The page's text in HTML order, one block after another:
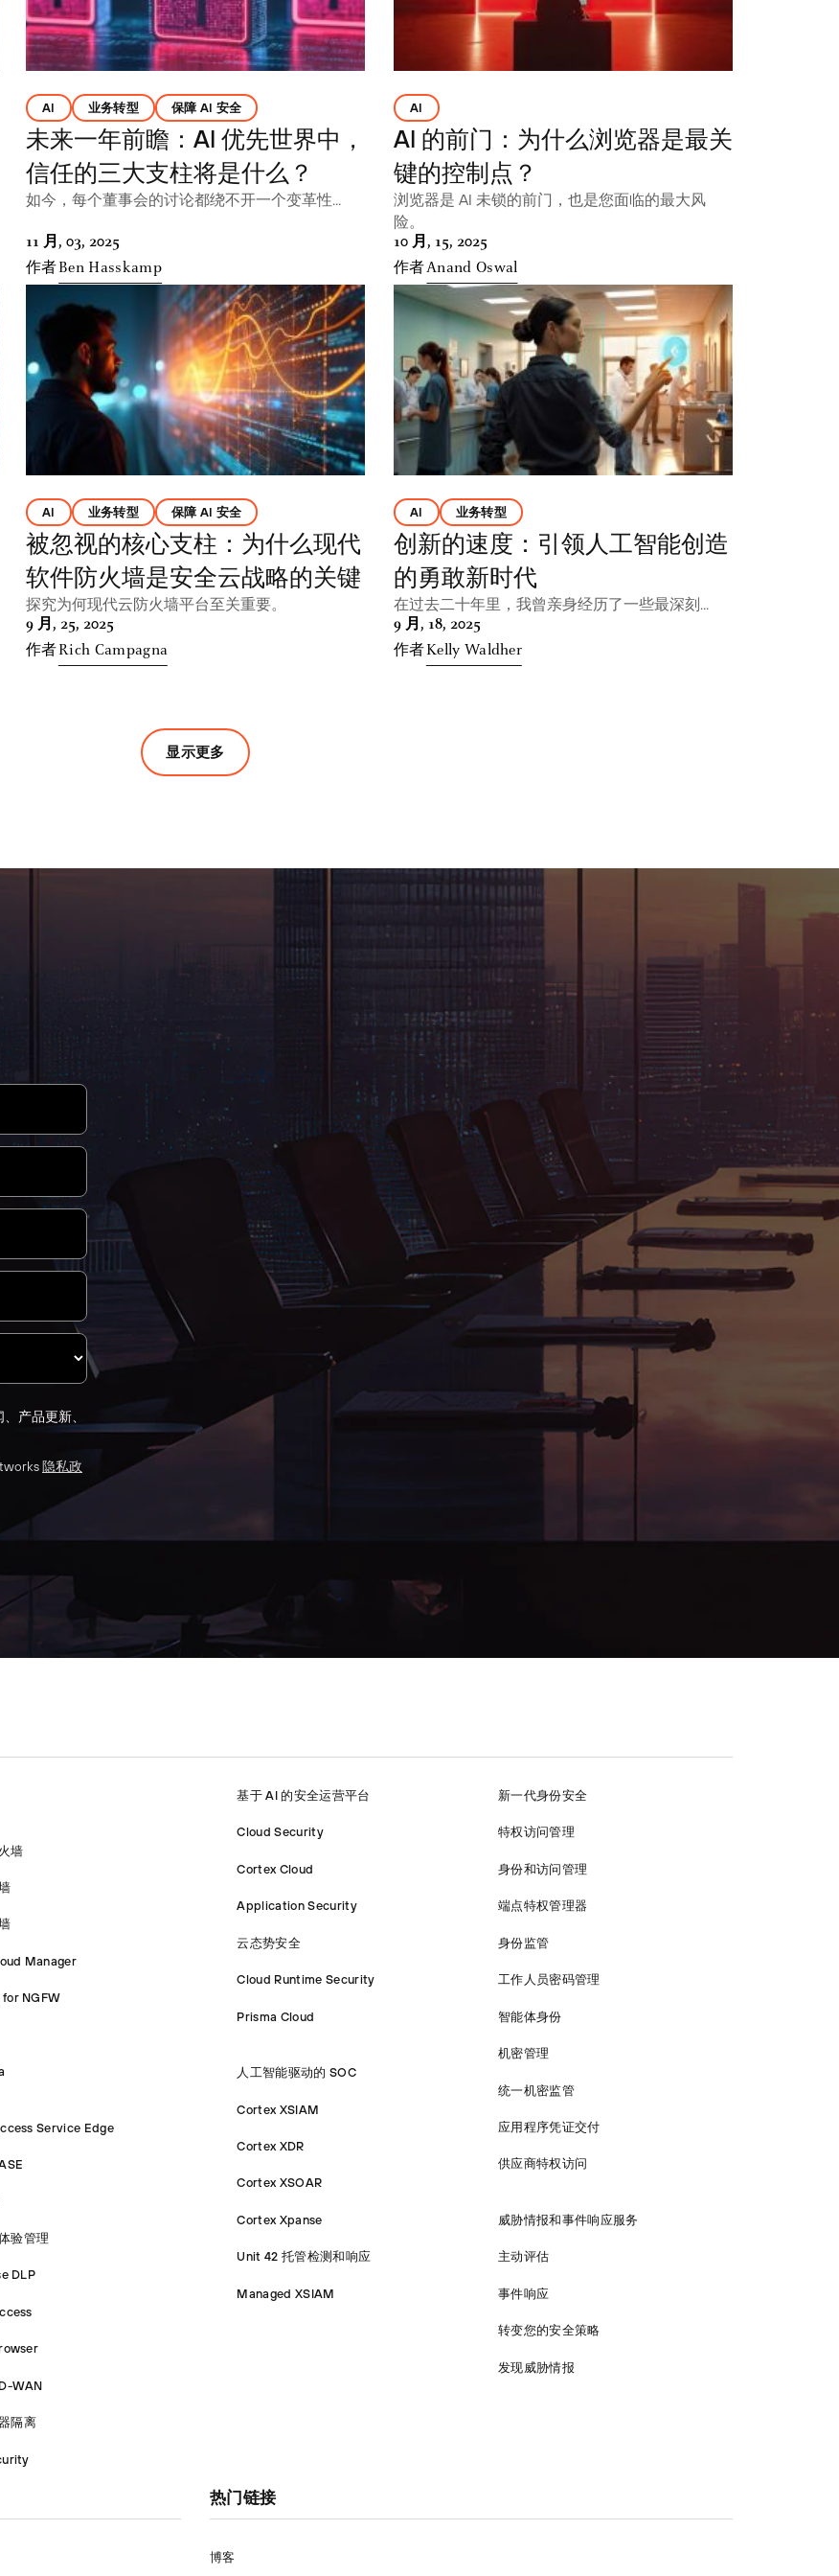
AI 业务转型 保障 AI 安全
未来一年前瞻：AI 优先世界中，
信任的三大支柱将是什么？
如今，每个董事会的讨论都绕不开一个变革性...
11 月, 03, 2025
作者Ben Hasskamp
AI
AI 的前门：为什么浏览器是最关
键的控制点？
浏览器是 AI 未锁的前门，也是您面临的最大风
险。
10 月, 15, 2025
作者Anand Oswal
AI 业务转型 保障 AI 安全
被忽视的核心支柱：为什么现代
软件防火墙是安全云战略的关键
探究为何现代云防火墙平台至关重要。
9 月, 25, 2025
作者Rich Campagna
AI 业务转型
创新的速度：引领人工智能创造
的勇敢新时代
在过去二十年里，我曾亲身经历了一些最深刻...
9 月, 18, 2025
作者Kelly Waldher
显示更多
产品更新、
隐私政
墙
Manager
NGFW
Service Edge
验管理
DLP
WAN
隔离
基于 AI 的安全运营平台
Cloud Security
Cortex Cloud
Application Security
云态势安全
Cloud Runtime Security
Prisma Cloud
人工智能驱动的 SOC
Cortex XSIAM
Cortex XDR
Cortex XSOAR
Cortex Xpanse
Unit 42 托管检测和响应
Managed XSIAM
新一代身份安全
特权访问管理
身份和访问管理
端点特权管理器
身份监管
工作人员密码管理
智能体身份
机密管理
统一机密监管
应用程序凭证交付
供应商特权访问
威胁情报和事件响应服务
主动评估
事件响应
转变您的安全策略
发现威胁情报
热门链接
博客